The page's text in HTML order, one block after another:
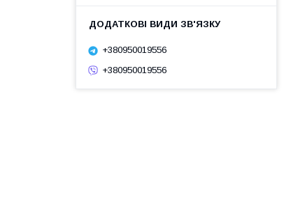
+380950019556
+380950019556